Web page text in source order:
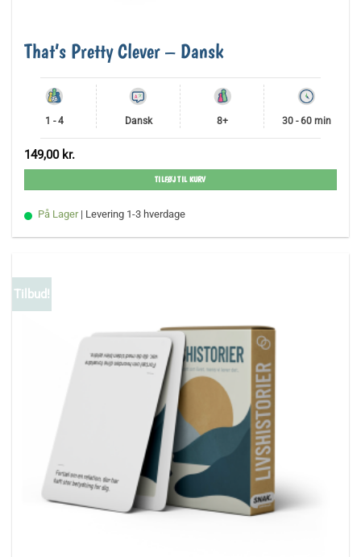
That’s Pretty Clever – Dansk
1 - 4 Dansk 8+ 30 - 60 min
149,00 kr.
TILFØJ TIL KURV
På Lager | Levering 1-3 hverdage
Tilbud!